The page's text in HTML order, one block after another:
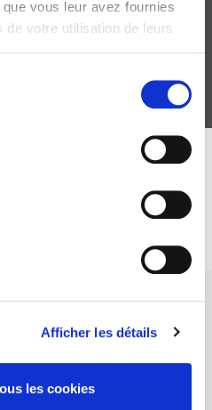
vous leur avez fournies
votre utilisation de leurs
Afficher les détails
les cookies
has a threefold role: to publish
works for student use, and to